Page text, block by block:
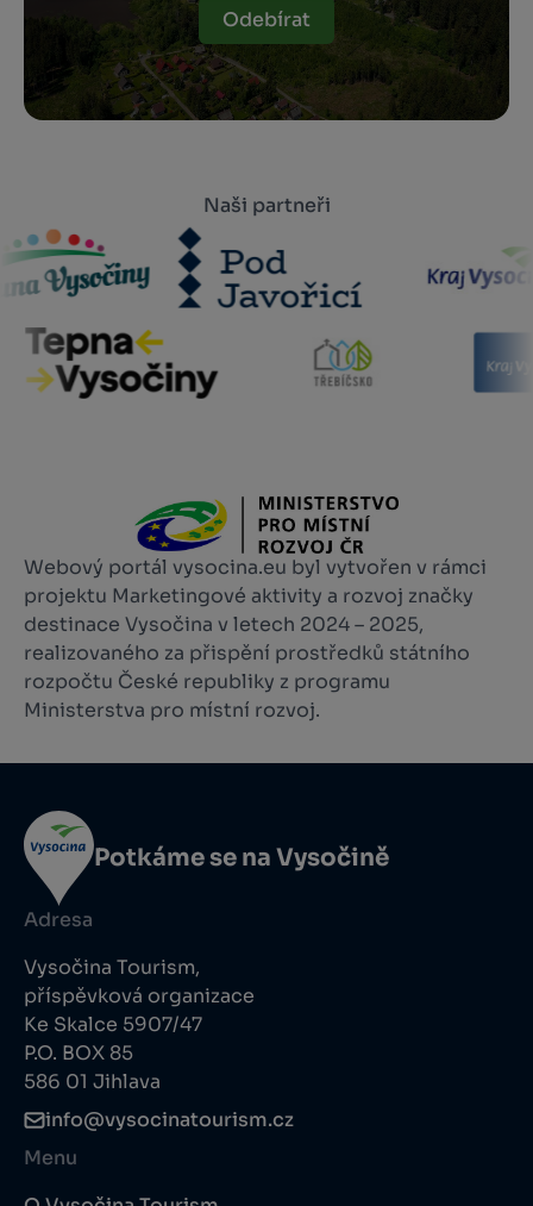
Odebírat
Naši partneři
Webový portál vysocina.eu byl vytvořen v rámci
projektu Marketingové aktivity a rozvoj značky
destinace Vysočina v letech 2024 – 2025,
realizovaného za přispění prostředků státního
rozpočtu České republiky z programu
Ministerstva pro místní rozvoj.
Potkáme se na Vysočině
Adresa
Vysočina Tourism,
příspěvková organizace
Ke Skalce 5907/47
P.O. BOX 85
586 01 Jihlava
info@vysocinatourism.cz
Menu